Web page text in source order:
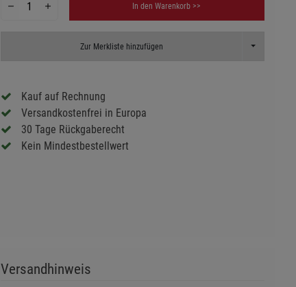
In den Warenkorb >>
Zur Merkliste hinzufügen Toggle
Kauf auf Rechnung
Versandkostenfrei in Europa
30 Tage Rückgaberecht
Kein Mindestbestellwert
Versandhinweis